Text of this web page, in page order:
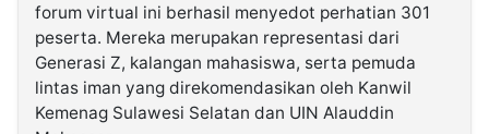
forum virtual ini berhasil menyedot perhatian 301
peserta. Mereka merupakan representasi dari
Generasi Z, kalangan mahasiswa, serta pemuda
lintas iman yang direkomendasikan oleh Kanwil
Kemenag Sulawesi Selatan dan UIN Alauddin